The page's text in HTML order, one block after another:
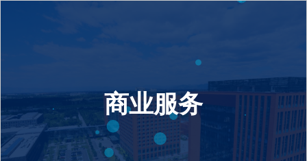
商业服务